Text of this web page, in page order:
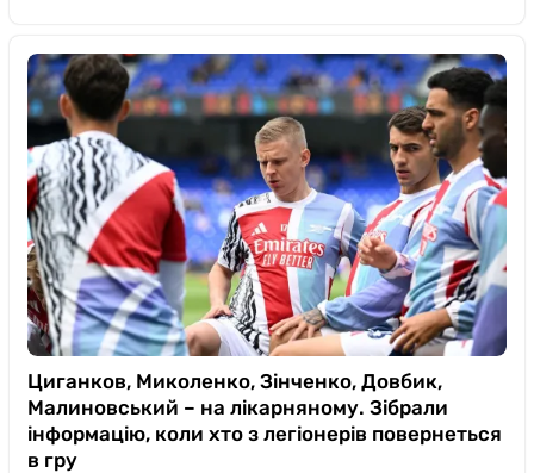
Циганков, Миколенко, Зінченко, Довбик,
Малиновський – на лікарняному. Зібрали
інформацію, коли хто з легіонерів повернеться
в гру